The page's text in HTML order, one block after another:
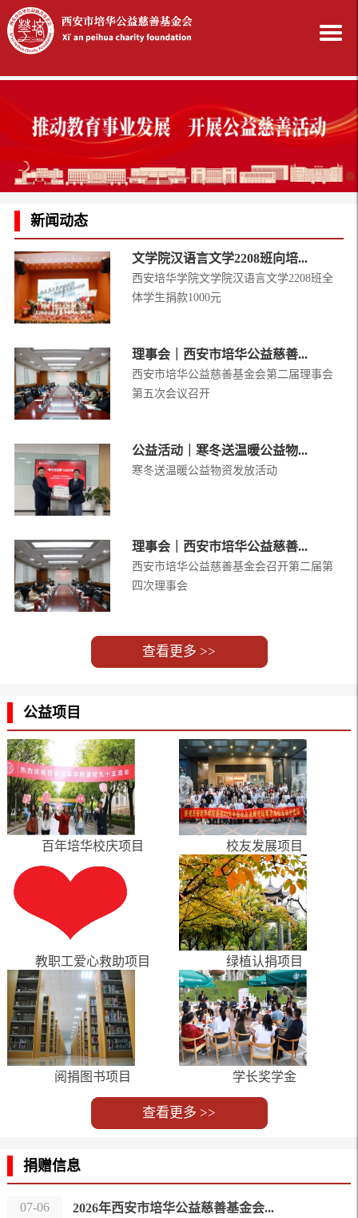
新闻动态
文学院汉语言文学2208班向培...
西安培华学院文学院汉语言文学2208班全
体学生捐款1000元
理事会｜西安市培华公益慈善...
西安市培华公益慈善基金会第二届理事会
第五次会议召开
公益活动｜寒冬送温暖公益物...
寒冬送温暖公益物资发放活动
理事会｜西安市培华公益慈善...
西安市培华公益慈善基金会召开第二届第
四次理事会
查看更多 >>
公益项目
百年培华校庆项目 校友发展项目
教职工爱心救助项目 绿植认捐项目
阅捐图书项目 学长奖学金
查看更多 >>
捐赠信息
07-06
2026年西安市培华公益慈善基金会...